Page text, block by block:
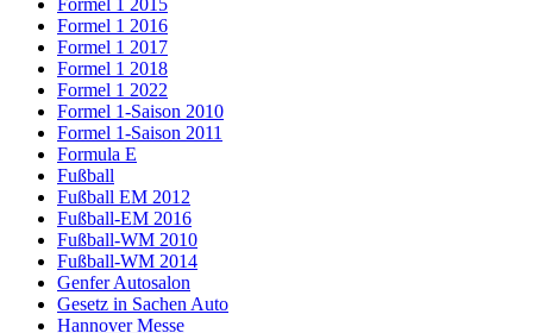
Formel 1 2015
Formel 1 2016
Formel 1 2017
Formel 1 2018
Formel 1 2022
Formel 1-Saison 2010
Formel 1-Saison 2011
Formula E
Fußball
Fußball EM 2012
Fußball-EM 2016
Fußball-WM 2010
Fußball-WM 2014
Genfer Autosalon
Gesetz in Sachen Auto
Hannover Messe